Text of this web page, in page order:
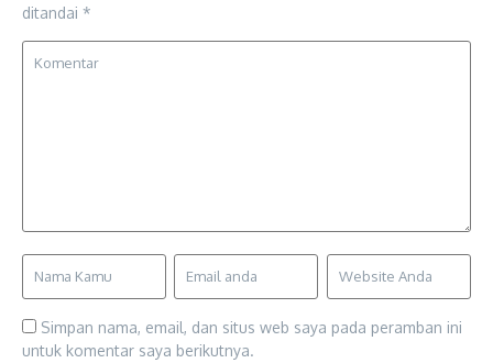
ditandai *
Simpan nama, email, dan situs web saya pada peramban ini
untuk komentar saya berikutnya.